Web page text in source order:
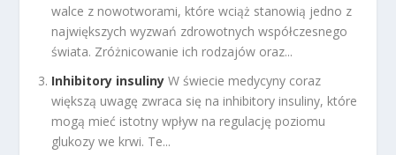
walce z nowotworami, które wciąż stanowią jedno z
największych wyzwań zdrowotnych współczesnego
świata. Zróżnicowanie ich rodzajów oraz...
Inhibitory insuliny W świecie medycyny coraz
większą uwagę zwraca się na inhibitory insuliny, które
mogą mieć istotny wpływ na regulację poziomu
glukozy we krwi. Te...